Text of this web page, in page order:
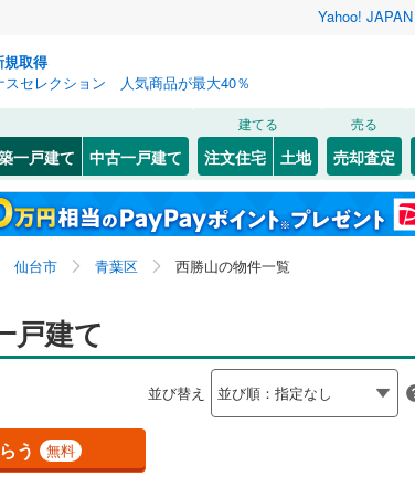
Yahoo! JAPAN
規取得
スセレクション 人気商品が最大40％
一戸建て 中古一戸建て
建てる
注文住宅 土地
売る
売却査定
仙台市 青葉区 西勝山の物件一覧
戸建て
並び替え
う 無料
宮城 秋田 山形
川 埼玉 千葉
富山
三重
宮城野区(90)
泉区(115)
岩沼市
東松島市(7)
上愛子(34)
国見(15)
子平町(5)
中江(3)
新坂町(1)
常磐線(0)
石巻線(0)
陸羽東線(0)
3)
仙台空港アクセス線 ( 0
オール電化（1）
） ビルトインガレージ（0）
ーホン
防犯カメラ（ 0）
当たり
角地（1）
検索条件を保存しました
索条件の新着物件通知は、 マイページから設定できます。
城県、仙台市青葉区、西勝山、価格未定を含む、建築
条件付き土地を含む、間取り未定を含む
検索条件を保存する
マイページ
お気に入りリストを見る
閉じる
お気に入りリストを見る
閉じる